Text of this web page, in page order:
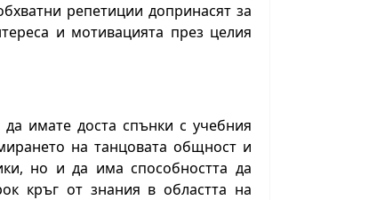
репетиции допринасят за
и мотивацията през целия
имате доста спънки с учебния
на танцовата общност и
но и да има способността да
кръг от знания в областта на